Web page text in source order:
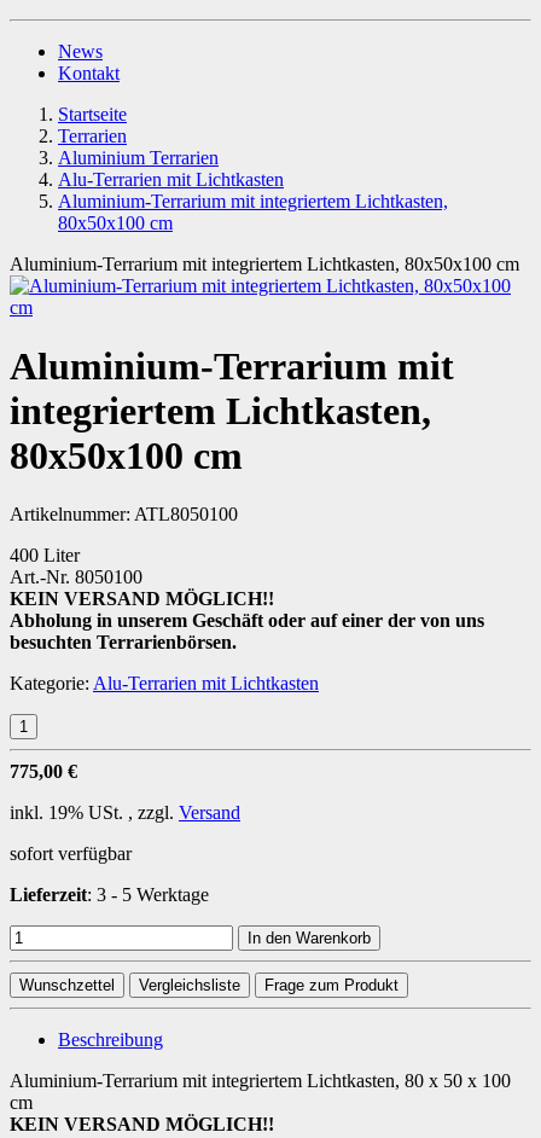
News
Kontakt
Startseite
Terrarien
Aluminium Terrarien
Alu-Terrarien mit Lichtkasten
Aluminium-Terrarium mit integriertem Lichtkasten,
80x50x100 cm
Aluminium-Terrarium mit integriertem Lichtkasten, 80x50x100 cm
Aluminium-Terrarium mit
integriertem Lichtkasten,
80x50x100 cm
Artikelnummer: ATL8050100
400 Liter
Art.-Nr. 8050100
KEIN VERSAND MÖGLICH!!
Abholung in unserem Geschäft oder auf einer der von uns
besuchten Terrarienbörsen.
Kategorie: Alu-Terrarien mit Lichtkasten
775,00 €
inkl. 19% USt. , zzgl. Versand
sofort verfügbar
Lieferzeit: 3 - 5 Werktage
In den Warenkorb
Wunschzettel Vergleichsliste Frage zum Produkt
Beschreibung
Aluminium-Terrarium mit integriertem Lichtkasten, 80 x 50 x 100
cm
KEIN VERSAND MÖGLICH!!